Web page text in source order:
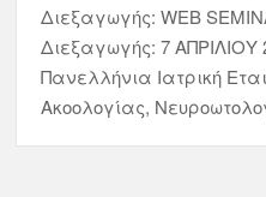
Διεξαγωγής: WEB
Διεξαγωγής: 7
Πανελλήνια Ιατρική
Ακοολογίας,